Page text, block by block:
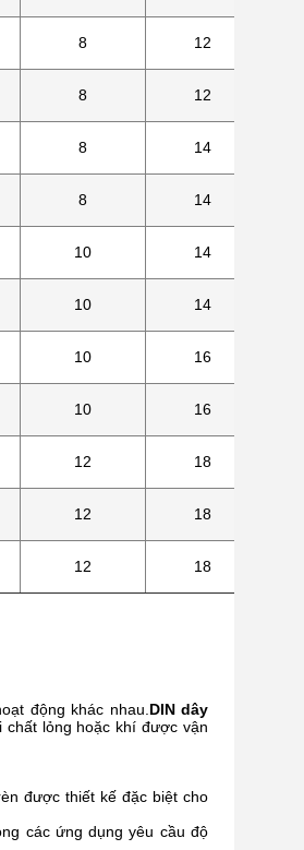
8 12
8 12
8 14
8 14
10 14
10 14
10 16
10 16
12 18
12 18
12 18
động khác nhau. DIN dây
lỏng hoặc khí được vận
được thiết kế đặc biệt cho
các ứng dụng yêu cầu độ